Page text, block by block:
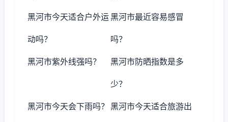
黑河市今天适合户外运
动吗？
黑河市最近容易感冒
吗？
黑河市紫外线强吗？ 黑河市防晒指数是多
少？
黑河市今天会下雨吗？ 黑河市今天适合旅游出